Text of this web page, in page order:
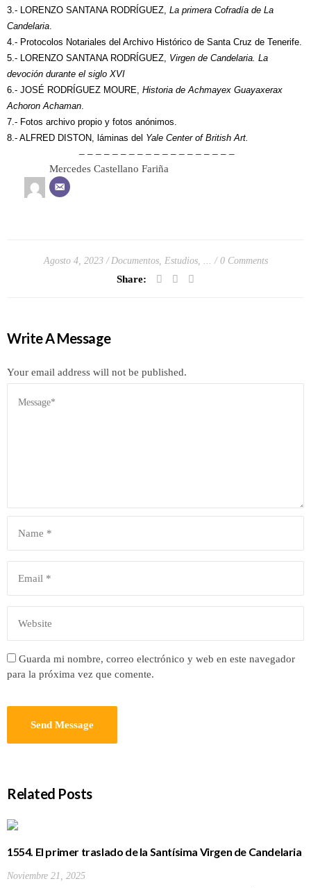
3.- LORENZO SANTANA RODRÍGUEZ, La primera Cofradía de La
Candelaria
4.- Protocolos Notariales del Archivo Histórico de Santa Cruz de Tenerife.
5.- LORENZO SANTANA RODRÍGUEZ, Virgen de Candelaria. La
devoción durante el siglo XVI
6.- JOSÉ RODRÍGUEZ MOURE, Historia de Achmayex Guayaxerax
Achoron Achaman
7.- Fotos archivo propio y fotos anónimos.
8.- ALFRED DISTON, láminas del Yale Center of British Art.
– – – – – – – – – – – – – – – – – – –
Mercedes Castellano Fariña
Agosto 4, 2023 Documentos, Estudios, ... 0 Comments
Share:
Write A Message
Your email address will not be published.
Guarda mi nombre, correo electrónico y web en este navegador
para la próxima vez que comente.
Related Posts
1554. El primer traslado de la Santísima Virgen de Candelaria
Noviembre 21, 2025